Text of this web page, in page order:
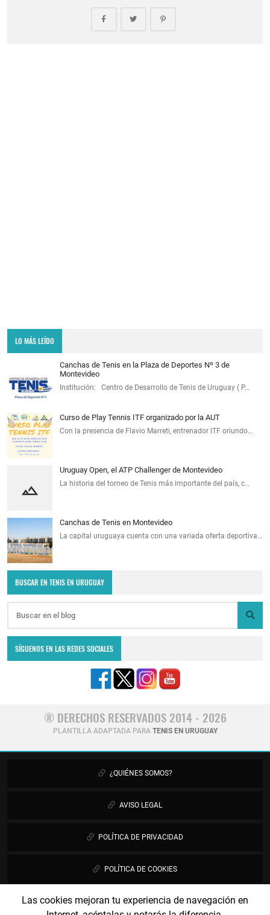
Las cookies mejoran tu experiencia de navegación en
LO MÁS LEÍDO
Canchas de Tenis en la Plaza de Deportes Nº 3 de
Montevideo
Institución: Centro de Desarrollo de Tenis de Uruguay ( P…
Curso de Play Tennis ITF organizado por la AUT
Con la presencia de Flavio Marreti, entrenador ITF oriundo…
Uruguay Open, el ATP Challenger de Montevideo
La historia del torneo de Tenis más importante del país, c…
Canchas de Tenis en Montevideo
La capital uruguaya cuenta con una variada oferta deportiva…
BUSCAR EN TENIS EN URUGUAY
SÍGUENOS EN LAS REDES SOCIALES
® DERECHOS RESERVADOS 2014 - 2026
PLANTILLA ADAPTADA PARA TENIS EN URUGUAY
¿QUIÉNES SOMOS?
AVISO LEGAL
POLÍTICA DE PRIVACIDAD
POLÍTICA DE COOKIES
PUBLICIDAD